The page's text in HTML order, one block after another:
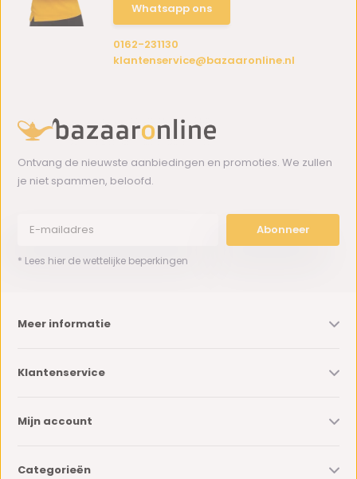
Whatsapp ons
0162-231130
klantenservice@bazaaronline.nl
Ontvang de nieuwste aanbiedingen en promoties. We zullen
je niet spammen, beloofd.
Abonneer
* Lees hier de wettelijke beperkingen
Meer informatie
Klantenservice
Mijn account
Categorieën